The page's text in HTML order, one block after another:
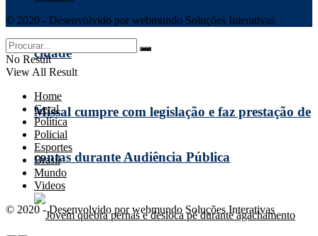
cidade
Missal cumpre com legislação e faz prestação de
contas durante Audiência Pública
© 2020 - Desenvolvido por webmundo Soluções Interativas
No Result
View All Result
Home
Geral
Política
Policial
Esportes
Brasil
Mundo
Videos
© 2020 - Desenvolvido por webmundo Soluções Interativas